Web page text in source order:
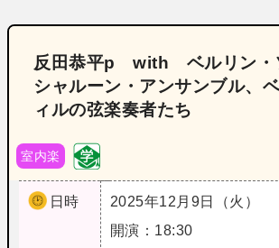
反田恭平p with ベルリン・
シャルーン・アンサンブル、
ィルの弦楽奏者たち
室内楽
日時
2025年12月9日（火）
開演：18:30